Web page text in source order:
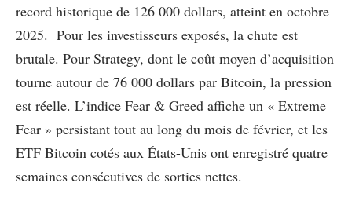
record historique de 126 000 dollars, atteint en octobre
2025. Pour les investisseurs exposés, la chute est
brutale. Pour Strategy, dont le coût moyen d’acquisition
tourne autour de 76 000 dollars par Bitcoin, la pression
est réelle. L’indice Fear & Greed affiche un « Extreme
Fear » persistant tout au long du mois de février, et les
ETF Bitcoin cotés aux États-Unis ont enregistré quatre
semaines consécutives de sorties nettes.